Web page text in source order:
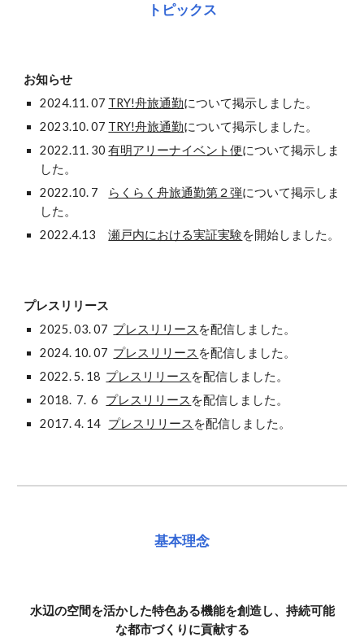
トピックス
お知らせ
2024.11. 07 TRY!舟旅通勤について掲示しました。
2023.10.07 TRY!舟旅通勤について掲示しました。
2022.11. 30 有明アリーナイベント便について掲示しま
した。
2022.10. 7 らくらく舟旅通勤第２弾について掲示しま
した。
2022.4.13瀬戸内における実証実験を開始しました。
プレスリリース
2025.03. 07 プレスリリース を配信しました。
2024. 10.07 プレスリリース を配信しました。
2022. 5. 18 プレスリリース を配信しました。
2018. 7. 6 プレスリリース を配信しました。
2017. 4. 14 プレスリリース を配信しました。
基本理念
水辺の空間を活かした特色ある機能を創造し、持続可能
な都市づくりに貢献する